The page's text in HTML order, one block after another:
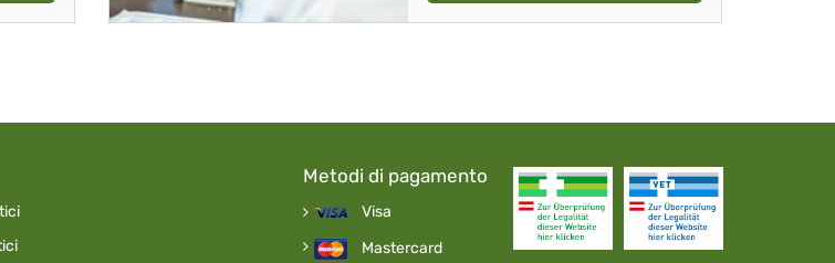
Metodi di pagamento
Visa
Mastercard